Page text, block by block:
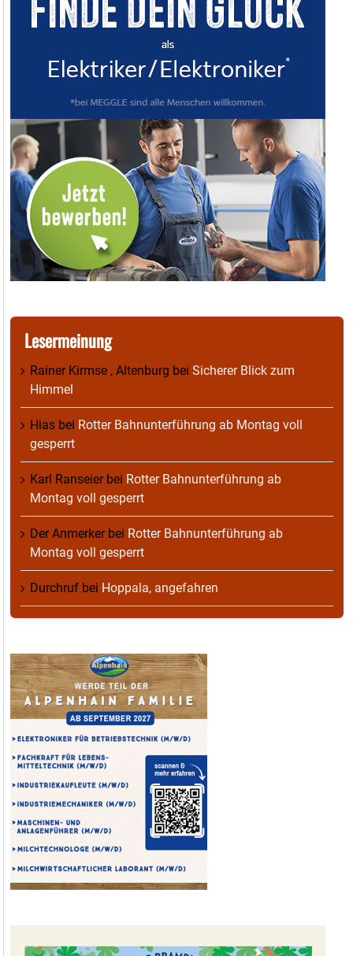
Lesermeinung
Rainer Kirmse , Altenburg bei Sicherer Blick zum
Himmel
Hias bei Rotter Bahnunterführung ab Montag voll
gesperrt
Karl Ranseierbei Rotter Bahnunterführung ab
Montag voll gesperrt
Der Anmerkerbei Rotter Bahnunterführung ab
Montag voll gesperrt
Durchruf bei Hoppala, angefahren